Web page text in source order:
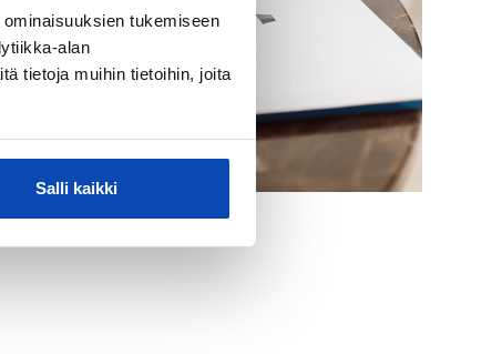
tukemiseen
alan
tietoja muihin tietoihin, joita
Salli kaikki